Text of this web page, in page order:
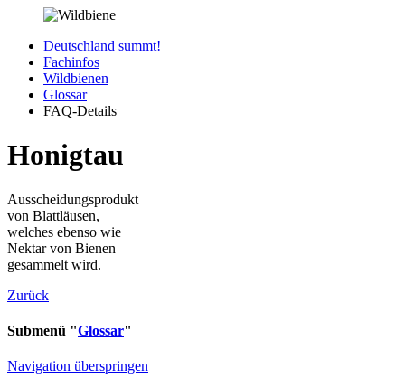
Deutschland summt!
Fachinfos
Wildbienen
Glossar
FAQ-Details
Honigtau
Ausscheidungsprodukt
von Blattläusen,
welches ebenso wie
Nektar von Bienen
gesammelt wird.
Zurück
Submenü "Glossar"
Navigation überspringen